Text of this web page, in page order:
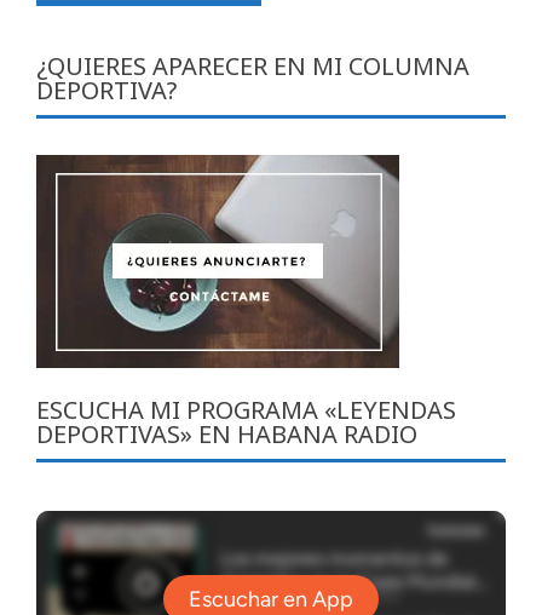
¿QUIERES APARECER EN MI COLUMNA
DEPORTIVA?
ESCUCHA MI PROGRAMA «LEYENDAS
DEPORTIVAS» EN HABANA RADIO